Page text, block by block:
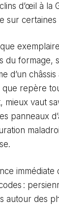
d’œil à la
sur
du formage,
d’un châssis
que repère
mieux vaut
panneaux
immédiate
:
autour des